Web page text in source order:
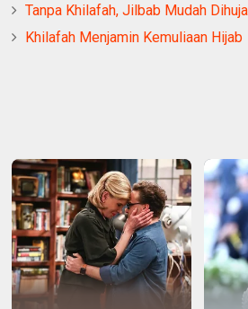
Tanpa Khilafah, Jilbab Mudah
Khilafah Menjamin Kemuliaan Hijab